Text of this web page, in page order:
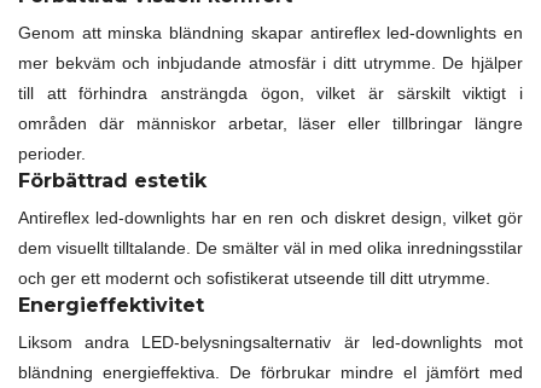
Genom att minska bländning skapar antireflex led-downlights en
mer bekväm och inbjudande atmosfär i ditt utrymme. De hjälper
till att förhindra ansträngda ögon, vilket är särskilt viktigt i
områden där människor arbetar, läser eller tillbringar längre
perioder.
Förbättrad estetik
Antireflex led-downlights har en ren och diskret design, vilket gör
dem visuellt tilltalande. De smälter väl in med olika inredningsstilar
och ger ett modernt och sofistikerat utseende till ditt utrymme.
Energieffektivitet
Liksom andra LED-belysningsalternativ är led-downlights mot
bländning energieffektiva. De förbrukar mindre el jämfört med